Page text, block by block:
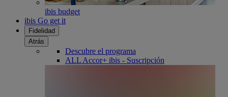
ibis budget
ibis Go get it
Fidelidad
Atrás
Descubre el programa
ALL Accor+ ibis - Suscripción